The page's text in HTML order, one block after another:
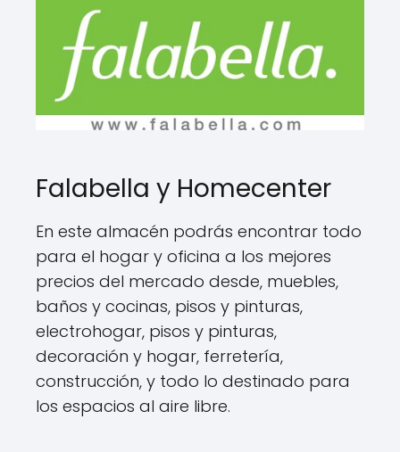
Falabella y Homecenter
En este almacén podrás encontrar todo
para el hogar y oficina a los mejores
precios del mercado desde, muebles,
baños y cocinas, pisos y pinturas,
electrohogar, pisos y pinturas,
decoración y hogar, ferretería,
construcción, y todo lo destinado para
los espacios al aire libre.